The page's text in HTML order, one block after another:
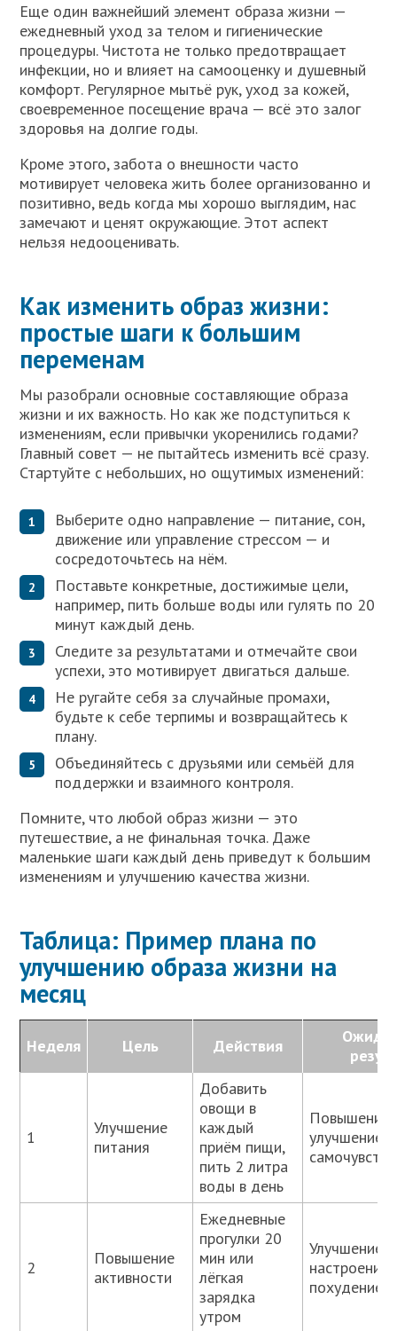
Еще один важнейший элемент образа жизни —
ежедневный уход за телом и гигиенические
процедуры. Чистота не только предотвращает
инфекции, но и влияет на самооценку и душевный
комфорт. Регулярное мытьё рук, уход за кожей,
своевременное посещение врача — всё это залог
здоровья на долгие годы.
Кроме этого, забота о внешности часто
мотивирует человека жить более организованно и
позитивно, ведь когда мы хорошо выглядим, нас
замечают и ценят окружающие. Этот аспект
нельзя недооценивать.
Как изменить образ жизни:
простые шаги к большим
переменам
Мы разобрали основные составляющие образа
жизни и их важность. Но как же подступиться к
изменениям, если привычки укоренились годами?
Главный совет — не пытайтесь изменить всё сразу.
Стартуйте с небольших, но ощутимых изменений:
Выберите одно направление — питание, сон,
движение или управление стрессом — и
сосредоточьтесь на нём.
Поставьте конкретные, достижимые цели,
например, пить больше воды или гулять по 20
минут каждый день.
Следите за результатами и отмечайте свои
успехи, это мотивирует двигаться дальше.
Не ругайте себя за случайные промахи,
будьте к себе терпимы и возвращайтесь к
плану.
Объединяйтесь с друзьями или семьёй для
поддержки и взаимного контроля.
Помните, что любой образ жизни — это
путешествие, а не финальная точка. Даже
маленькие шаги каждый день приведут к большим
изменениям и улучшению качества жизни.
Таблица: Пример плана по
улучшению образа жизни на
месяц
Неделя Цель Действия
1
Улучшение
питания
Добавить
овощи в
каждый
приём пищи,
пить 2 литра
воды в день
Повышение
улучшение
2
Повышение
активности
Ежедневные
прогулки 20
мин или
лёгкая
зарядка
утром
Улучшение
настроения
похудение